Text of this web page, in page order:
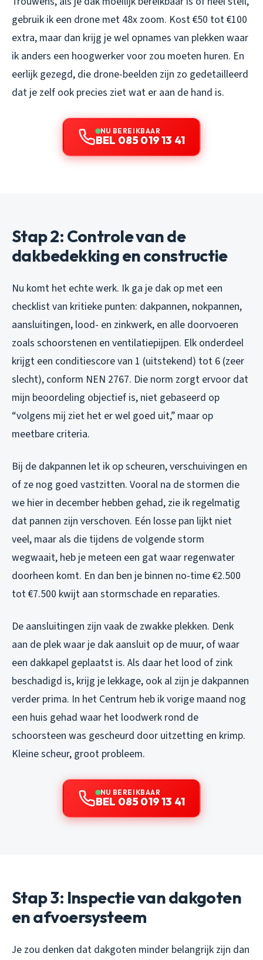
gebruik ik een drone met 48x zoom. Kost €50 tot €100
extra, maar dan krijg je wel opnames van plekken waar
ik anders een hoogwerker voor zou moeten huren. En
eerlijk gezegd, die drone-beelden zijn zo gedetailleerd
dat je zelf ook precies ziet wat er aan de hand is.
NU BEREIKBAAR
BEL 085 019 13 41
Stap 2: Controle van de
dakbedekking en constructie
Nu komt het echte werk. Ik ga je dak op met een
checklist van kritieke punten: dakpannen, nokpannen,
aansluitingen, lood- en zinkwerk, en alle doorvoeren
zoals schoorstenen en ventilatiepijpen. Elk onderdeel
krijgt een conditiescore van 1 (uitstekend) tot 6 (zeer
slecht), conform NEN 2767. Die norm zorgt ervoor dat
mijn beoordeling objectief is, niet gebaseerd op
“volgens mij ziet het er wel goed uit,” maar op
meetbare criteria.
Bij de dakpannen let ik op scheuren, verschuivingen en
of ze nog goed vastzitten. Vooral na de stormen die
we hier in december hebben gehad, zie ik regelmatig
dat pannen zijn verschoven. Eén losse pan lijkt niet
veel, maar als die tijdens de volgende storm
wegwaait, heb je meteen een gat waar regenwater
doorheen komt. En dan ben je binnen no-time €2.500
tot €7.500 kwijt aan stormschade en reparaties.
De aansluitingen zijn vaak de zwakke plekken. Denk
aan de plek waar je dak aansluit op de muur, of waar
een dakkapel geplaatst is. Als daar het lood of zink
beschadigd is, krijg je lekkage, ook al zijn je dakpannen
verder prima. In het Centrum heb ik vorige maand nog
een huis gehad waar het loodwerk rond de
schoorsteen was gescheurd door uitzetting en krimp.
Kleine scheur, groot probleem.
NU BEREIKBAAR
BEL 085 019 13 41
Stap 3: Inspectie van dakgoten
en afvoersysteem
Je zou denken dat dakgoten minder belangrijk zijn dan